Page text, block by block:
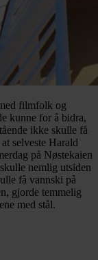
filmfolk og
kunne for å bidra,
ikke skulle få
selveste Harald
på Nøstekaien
nemlig utsiden
få vannski på
gjorde temmelig
med stål.